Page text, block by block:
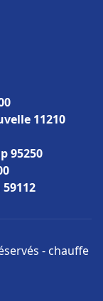
11210
95250
- chauffe